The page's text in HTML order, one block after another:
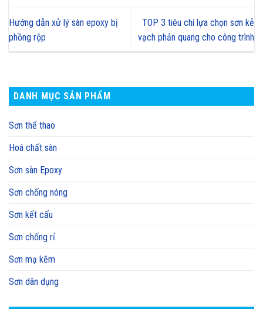
Hướng dẫn xử lý sàn epoxy bị
phồng rộp
TOP 3 tiêu chí lựa chọn sơn kẻ
vạch phản quang cho công trình
DANH MỤC SẢN PHẨM
Sơn thể thao
Hoá chất sàn
Sơn sàn Epoxy
Sơn chống nóng
Sơn kết cấu
Sơn chống rỉ
Sơn mạ kẽm
Sơn dân dụng